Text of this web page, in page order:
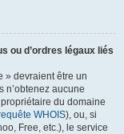
ou d’ordres légaux liés
» devraient être un
n’obtenez aucune
du domaine
WHOIS), ou, si
Free, etc.), le service